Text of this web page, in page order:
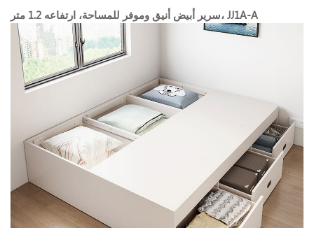
سرير أبيض أنيق وموفر للمساحة، ارتفاعه 1.2 متر، JJ1A-A